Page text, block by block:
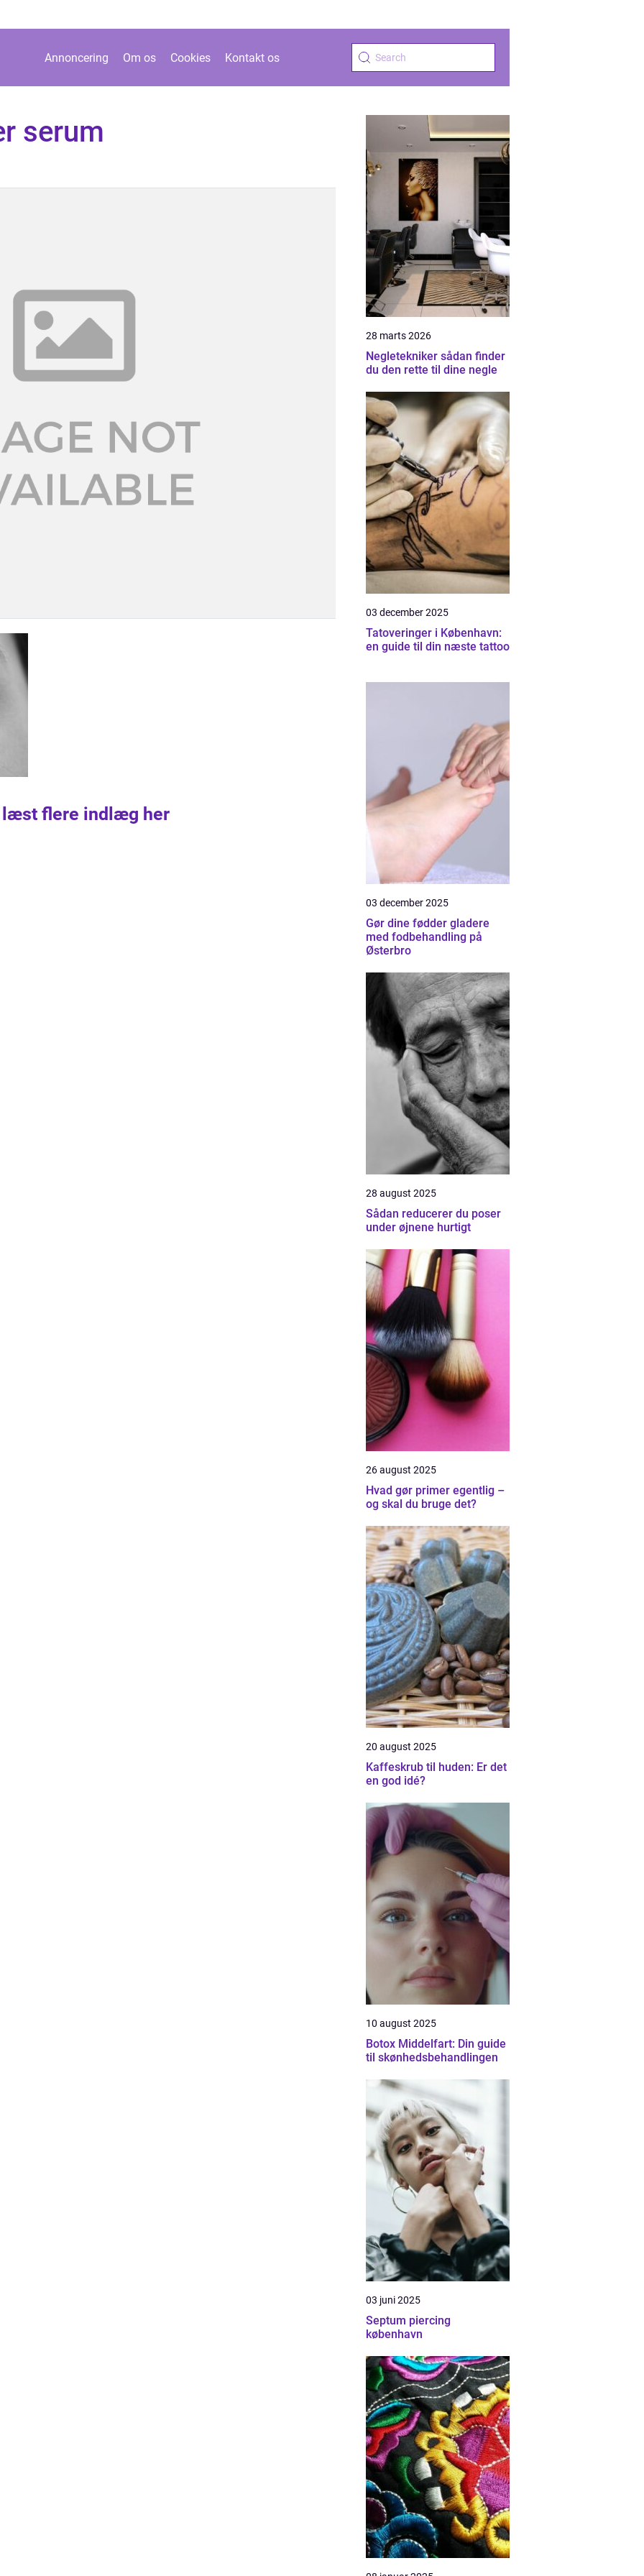
Annoncering Om os Cookies Kontakt os
serum
læst flere indlæg her
28 marts 2026
Negletekniker sådan finder
du den rette til dine negle
03 december 2025
Tatoveringer i København:
en guide til din næste tattoo
03 december 2025
Gør dine fødder gladere
med fodbehandling på
Østerbro
28 august 2025
Sådan reducerer du poser
under øjnene hurtigt
26 august 2025
Hvad gør primer egentlig –
og skal du bruge det?
20 august 2025
Kaffeskrub til huden: Er det
en god idé?
10 august 2025
Botox Middelfart: Din guide
til skønhedsbehandlingen
03 juni 2025
Septum piercing
københavn